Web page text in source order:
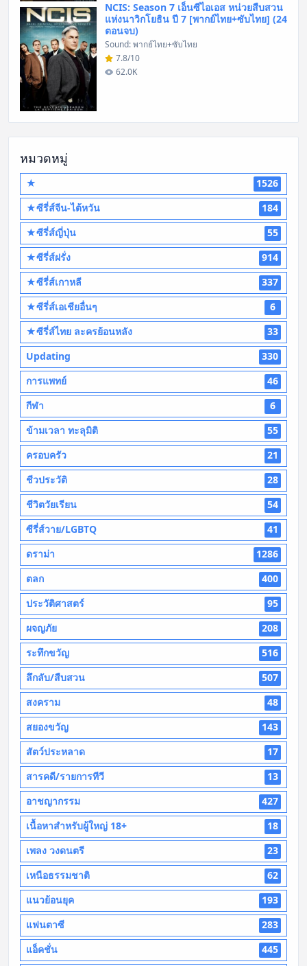
NCIS: Season 7 เอ็นซีไอเอส หน่วยสืบสวน
แห่งนาวิกโยธิน ปี 7 [พากย์ไทย+ซับไทย] (24
ตอนจบ)
Sound: พากย์ไทย+ซับไทย
7.8/10
62.0K
หมวดหมู่
★
1526
★ซีรี่ส์จีน-ไต้หวัน
184
★ซีรี่ส์ญี่ปุ่น
55
★ซีรี่ส์ฝรั่ง
914
★ซีรี่ส์เกาหลี
337
★ซีรี่ส์เอเชียอื่นๆ
6
★ซีรี่ส์ไทย ละครย้อนหลัง
33
Updating
330
การแพทย์
46
กีฬา
6
ข้ามเวลา ทะลุมิติ
55
ครอบครัว
21
ชีวประวัติ
28
ชีวิตวัยเรียน
54
ซีรี่ส์วาย/LGBTQ
41
ดราม่า
1286
ตลก
400
ประวัติศาสตร์
95
ผจญภัย
208
ระทึกขวัญ
516
ลึกลับ/สืบสวน
507
สงคราม
48
สยองขวัญ
143
สัตว์ประหลาด
17
สารคดี/รายการทีวี
13
อาชญากรรม
427
เนื้อหาสำหรับผู้ใหญ่ 18+
18
เพลง วงดนตรี
23
เหนือธรรมชาติ
62
แนวย้อนยุค
193
แฟนตาซี
283
แอ็คชั่น
445